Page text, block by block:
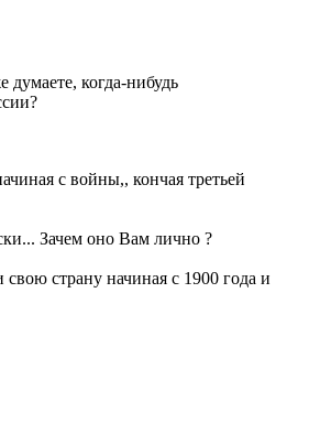
когда-нибудь
с войны,, кончая третьей
Зачем оно Вам лично ?
страну начиная с 1900 года и